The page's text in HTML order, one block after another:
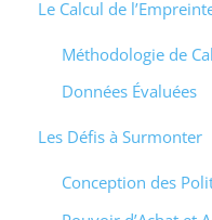
Le Calcul de
Méthodologie de
Données Évaluées
Les Défis à Surmonter
Conception des